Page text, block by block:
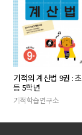
기적의 계산법 9권 : 초
등 5학년
기적학습연구소